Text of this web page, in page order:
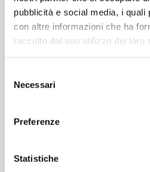
pubblicità e social media, i quali
con altre informazioni che ha
raccolto dal suo utilizzo dei loro
delNecessari
Preferenze
Statistiche
MIlano, Italy